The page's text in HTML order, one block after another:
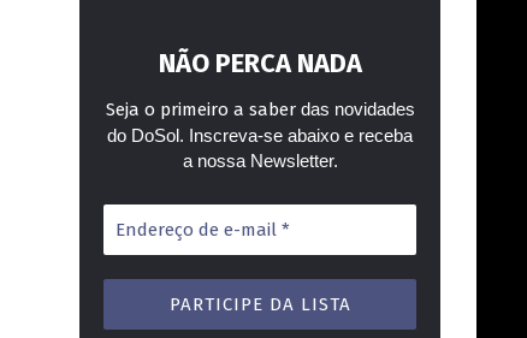
NÃO PERCA NADA
Seja o primeiro a saberdas novidades
do DoSol. Inscreva-se abaixo e receba
a nossa Newsletter.
Endereço
de
e-
mail